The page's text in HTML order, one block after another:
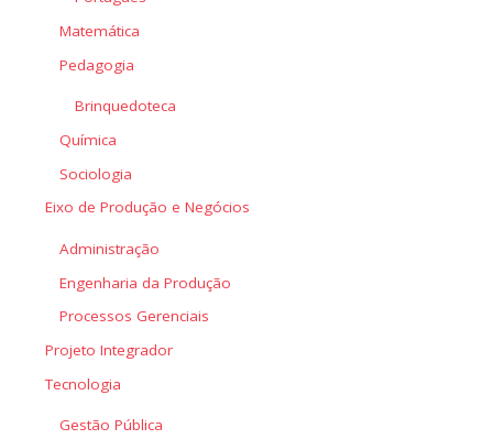
Matemática
Pedagogia
Brinquedoteca
Química
Sociologia
Eixo de Produção e Negócios
Administração
Engenharia da Produção
Processos Gerenciais
Projeto Integrador
Tecnologia
Gestão Pública